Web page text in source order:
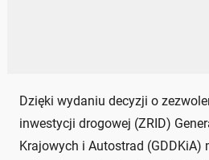
Dzięki wydaniu decyzji o
inwestycji drogowej (ZRID)
Krajowych i Autostrad (GDDKiA)